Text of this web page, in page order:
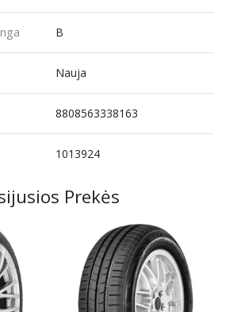
B
Nauja
8808563338163
1013924
Prekės